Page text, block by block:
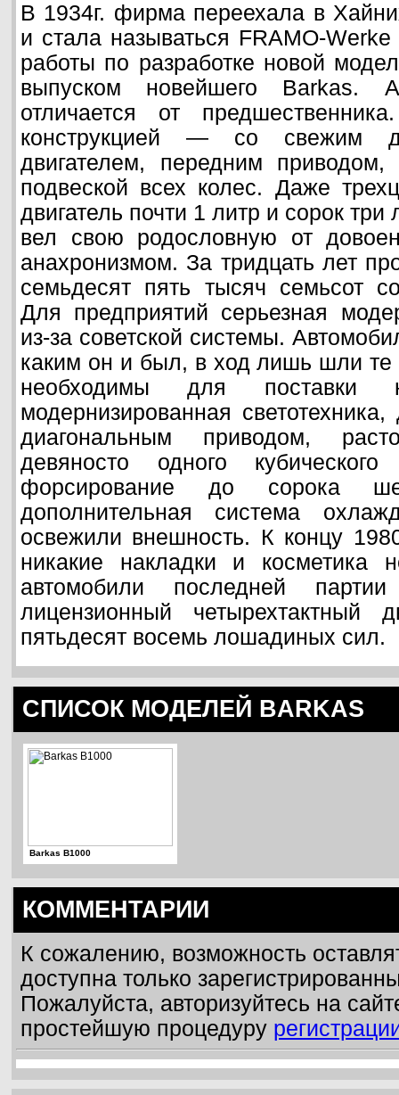
В 1934г. фирма переехала в
и стала называться FRAMO-
работы по разработке новой
выпуском новейшего Barkas.
отличается от
конструкцией — со свежим
двигателем, передним приводом,
подвеской всех колес. Даже
двигатель почти 1 литр и сорок
вел свою родословную от
анахронизмом. За тридцать лет
семьдесят пять тысяч семьсот
Для предприятий серьезная
из-за советской системы.
каким он и был, в ход лишь шли те
необходимы для
модернизированная
диагональным приводом,
девяносто одного кубического
форсирование до сорока
дополнительная система
освежили внешность. К концу
никакие накладки и косметика
автомобили последней
лицензионный четырехтактный
пятьдесят восемь лошадиных сил.
СПИСОК МОДЕЛЕЙ BARKAS
Barkas B1000
КОММЕНТАРИИ
К сожалению, возможность
доступна только
Пожалуйста, авторизуйтесь на
простейшую процедуру